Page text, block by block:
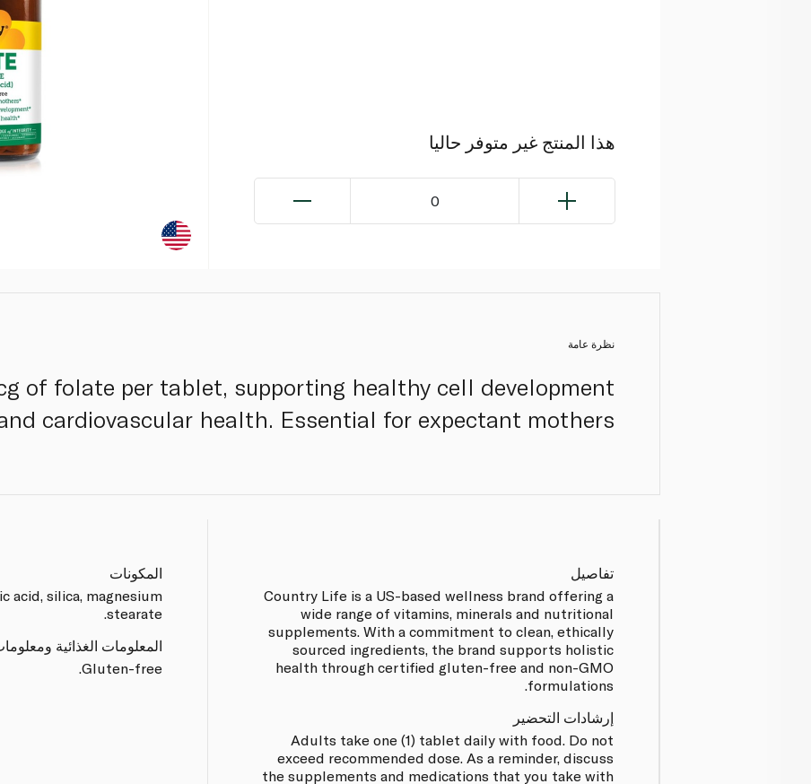
هذا المنتج غير متوفر حاليا
0
نظرة عامة
of folate per tablet, supporting healthy cell development
cardiovascular health. Essential for expectant mothers.
تفاصيل
Country Life is a US-based wellness brand offering a
wide range of vitamins, minerals and nutritional
supplements. With a commitment to clean, ethically
sourced ingredients, the brand supports holistic
health through certified gluten-free and non-GMO
formulations.
إرشادات التحضير
Adults take one (1) tablet daily with food. Do not
exceed recommended dose. As a reminder, discuss
the supplements and medications that you take with
المكونات
acid, silica, magnesium
stearate.
المعلومات الغذائية
Gluten-free.